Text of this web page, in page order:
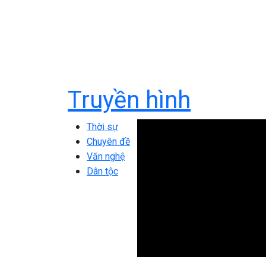
Truyền hình
Thời sự
Chuyên đề
Văn nghệ
Dân tộc